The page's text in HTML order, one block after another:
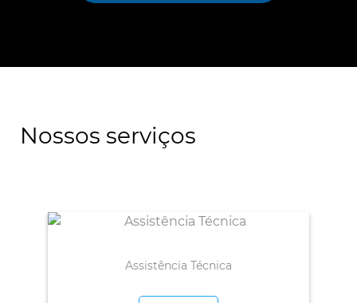
Nossos serviços
Assistência Técnica